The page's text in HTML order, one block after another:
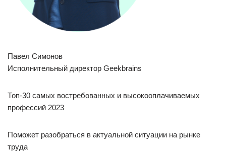
Павел Симонов
Исполнительный директор Geekbrains
Топ-30 самых востребованных и высокооплачиваемых
профессий 2023
Поможет разобраться в актуальной ситуации на рынке
труда